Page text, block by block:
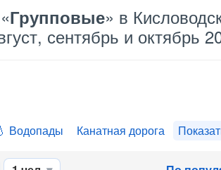
Групповые» в
сентябрь и октябрь
Водопады Канатная дорога